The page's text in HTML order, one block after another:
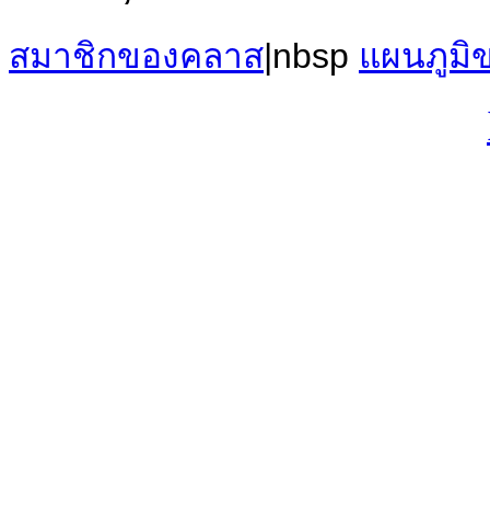
สมาชิกของคลาส|nbsp แผนภูมิ